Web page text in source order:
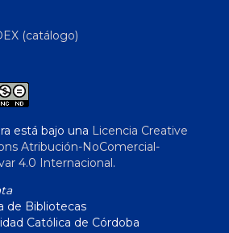
(catálogo)
está bajo una Licencia Creative
Atribución-NoComercial-
4.0 Internacional.
de Bibliotecas
Católica de Córdoba